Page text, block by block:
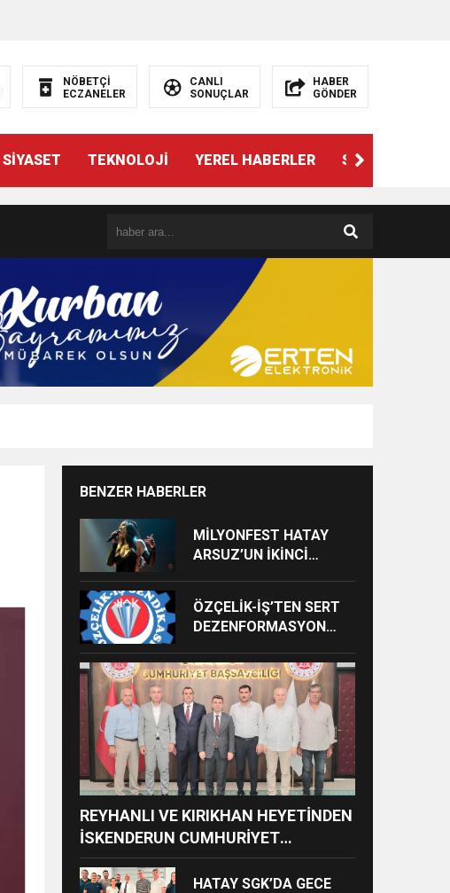
NÖBETÇİ
ECZANELER
CANLI
SONUÇLAR
HABER
GÖNDER
SİYASET TEKNOLOJİ YEREL HABERLER SPOR
BENZER HABERLER
MİLYONFEST HATAY
ARSUZ’UN İKİNCİ
ALACAK
ÖZÇELİK-İŞ’TEN SERT
DEZENFORMASYON
VE CEZAİ SÜREÇ
BAŞLATILDI”
REYHANLI VE KIRIKHAN HEYETİNDEN
İSKENDERUN CUMHURİYET
BAŞSAVCILIĞINA ZİYARET
HATAY SGK’DA GECE